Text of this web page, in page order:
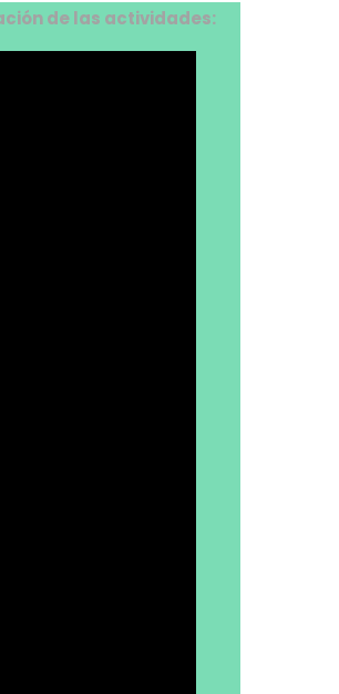
de las actividades: